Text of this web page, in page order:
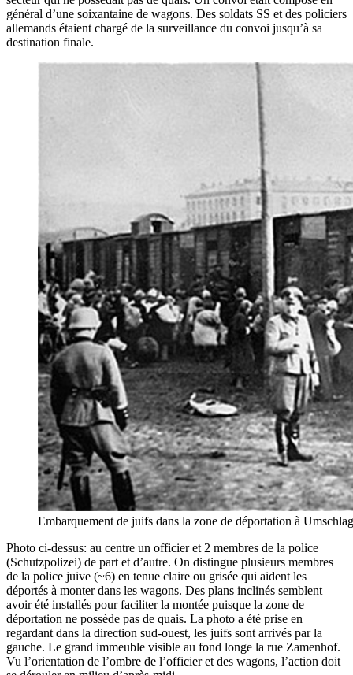
général d’une soixantaine de wagons. Des soldats SS et des policiers
allemands étaient chargé de la surveillance du convoi jusqu’à sa
destination finale.
Embarquement de juifs dans la zone de déportation à
Photo ci-dessus: au centre un officier et 2 membres de la police
(Schutzpolizei) de part et d’autre. On distingue plusieurs membres
de la police juive (~6) en tenue claire ou grisée qui aident les
déportés à monter dans les wagons. Des plans inclinés semblent
avoir été installés pour faciliter la montée puisque la zone de
déportation ne possède pas de quais. La photo a été prise en
regardant dans la direction sud-ouest, les juifs sont arrivés par la
gauche. Le grand immeuble visible au fond longe la rue Zamenhof.
Vu l’orientation de l’ombre de l’officier et des wagons, l’action doit